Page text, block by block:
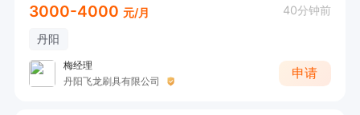
3000-4000 元/月 40分钟前
丹阳
梅经理
丹阳飞龙刷具有限公司
申请